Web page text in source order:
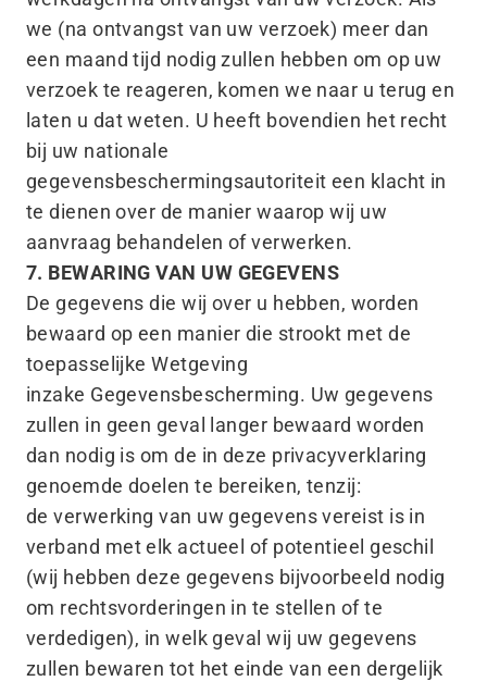
we (na ontvangst van uw verzoek) meer dan
een maand tijd nodig zullen hebben om op uw
verzoek te reageren, komen we naar u terug en
laten u dat weten. U heeft bovendien het recht
bij uw nationale
gegevensbeschermingsautoriteit een klacht in
te dienen over de manier waarop wij uw
aanvraag behandelen of verwerken.
7. BEWARING VAN UW GEGEVENS
De gegevens die wij over u hebben, worden
bewaard op een manier die strookt met de
toepasselijke Wetgeving
inzake Gegevensbescherming. Uw gegevens
zullen in geen geval langer bewaard worden
dan nodig is om de in deze privacyverklaring
genoemde doelen te bereiken, tenzij:
de verwerking van uw gegevens vereist is in
verband met elk actueel of potentieel geschil
(wij hebben deze gegevens bijvoorbeeld nodig
om rechtsvorderingen in te stellen of te
verdedigen), in welk geval wij uw gegevens
zullen bewaren tot het einde van een dergelijk